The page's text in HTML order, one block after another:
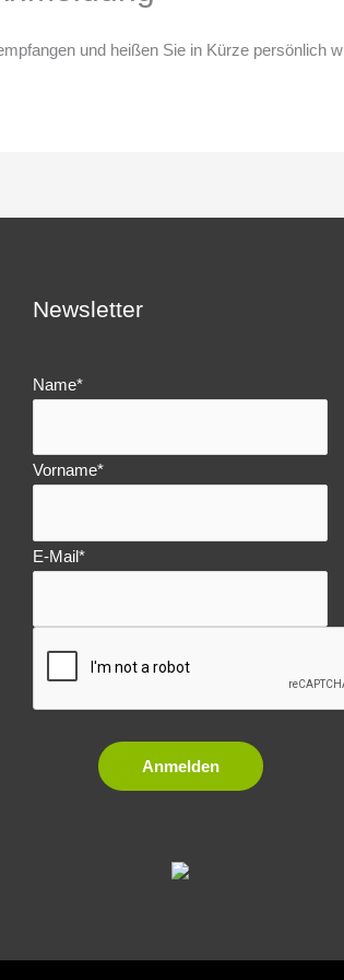
und heißen Sie in Kürze persönlich
Newsletter
Name*
Vorname*
E-Mail*
Anmelden